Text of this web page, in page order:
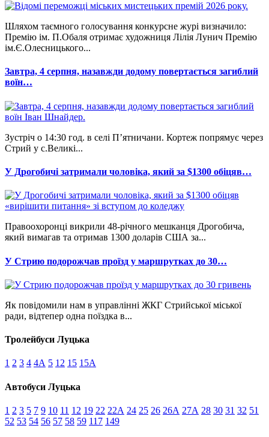
Шляхом таємного голосування конкурсне журі визначило:
Премію ім. П.Обаля отримає художниця Лілія Лунич Премію
ім.Є.Олесницького...
Завтра, 4 серпня, назавжди додому повертається загиблий
воїн…
Зустріч о 14:30 год. в селі П’ятничани. Кортеж попрямує через
Стрий у с.Великі...
У Дрогобичі затримали чоловіка, який за $1300 обіцяв…
Правоохоронці викрили 48-річного мешканця Дрогобича,
який вимагав та отримав 1300 доларів США за...
У Стрию подорожчав проїзд у маршрутках до 30…
Як повідомили нам в управлінні ЖКГ Стрийської міської
ради, відтепер одна поїздка в...
Тролейбуси Луцька
1 2 3 4 4А 5 12 15 15А
Автобуси Луцька
1 2 3 5 7 9 10 11 12 19 22 22А 24 25 26 26А 27А 28 30 31 32 51
52 53 54 56 57 58 59 117 149